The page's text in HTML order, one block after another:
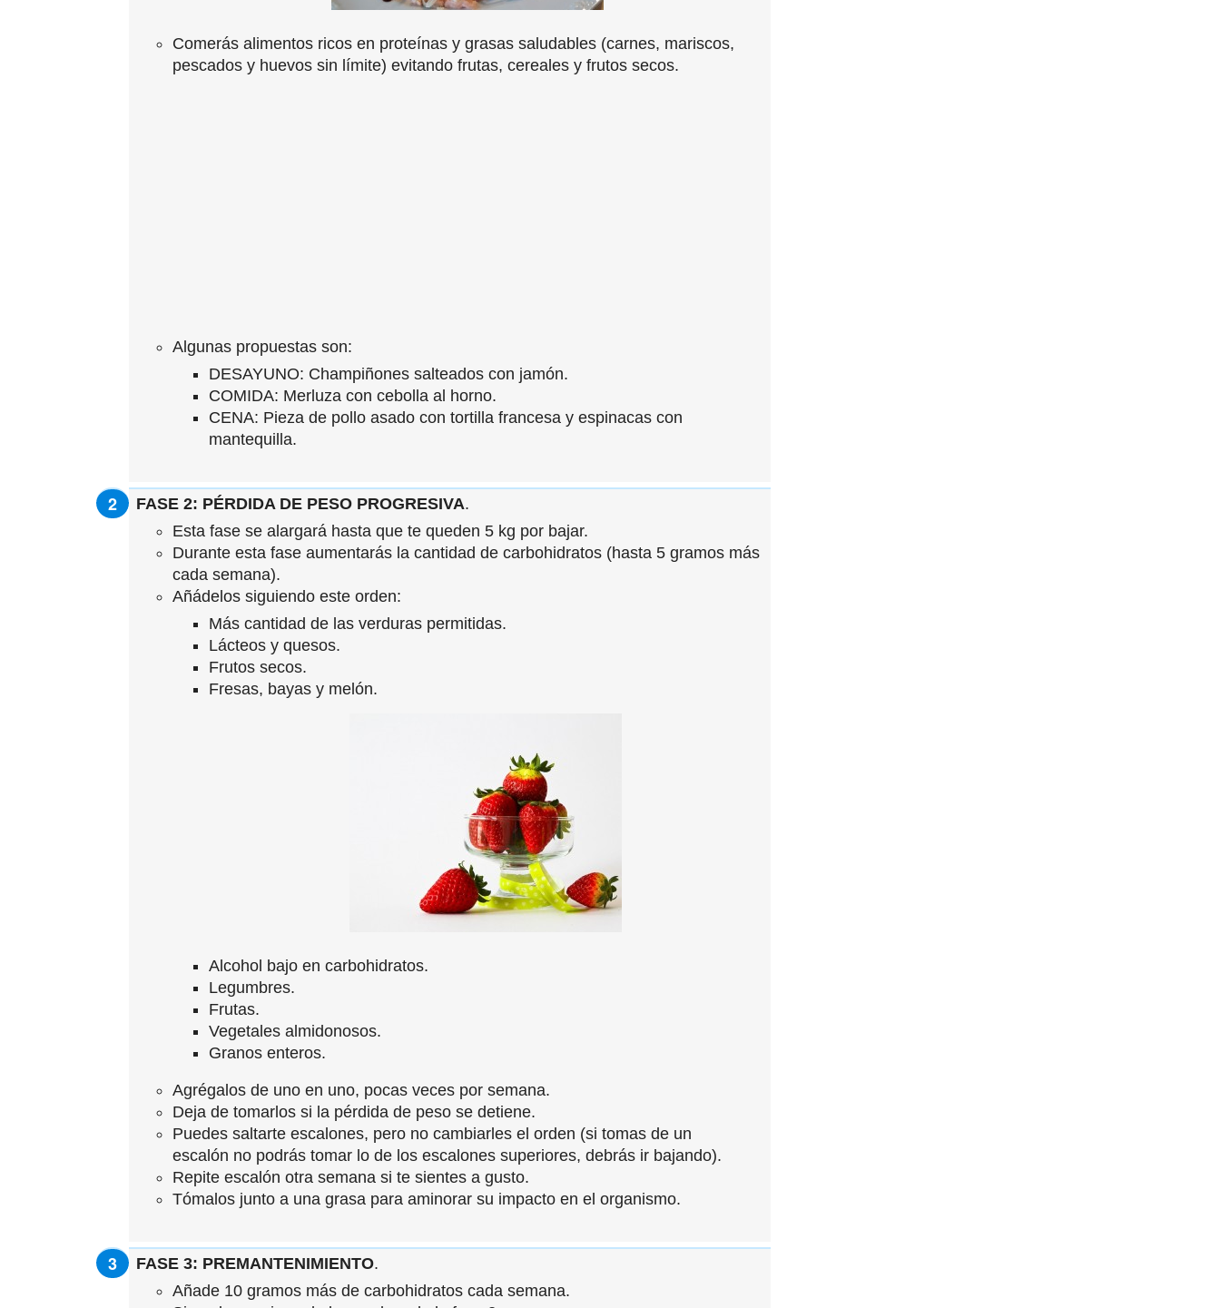
Comerás alimentos ricos en proteínas y grasas saludables (carnes, mariscos,
pescados y huevos sin límite) evitando frutas, cereales y frutos secos.
Algunas propuestas son:
DESAYUNO: Champiñones salteados con jamón.
COMIDA: Merluza con cebolla al horno.
CENA: Pieza de pollo asado con tortilla francesa y espinacas con
mantequilla.
FASE 2: PÉRDIDA DE PESO PROGRESIVA.
Esta fase se alargará hasta que te queden 5 kg por bajar.
Durante esta fase aumentarás la cantidad de carbohidratos (hasta 5 gramos más
cada semana).
Añádelos siguiendo este orden:
Más cantidad de las verduras permitidas.
Lácteos y quesos.
Frutos secos.
Fresas, bayas y melón.
Alcohol bajo en carbohidratos.
Legumbres.
Frutas.
Vegetales almidonosos.
Granos enteros.
Agrégalos de uno en uno, pocas veces por semana.
Deja de tomarlos si la pérdida de peso se detiene.
Puedes saltarte escalones, pero no cambiarles el orden (si tomas de un
escalón no podrás tomar lo de los escalones superiores, debrás ir bajando).
Repite escalón otra semana si te sientes a gusto.
Tómalos junto a una grasa para aminorar su impacto en el organismo.
FASE 3: PREMANTENIMIENTO.
Añade 10 gramos más de carbohidratos cada semana.